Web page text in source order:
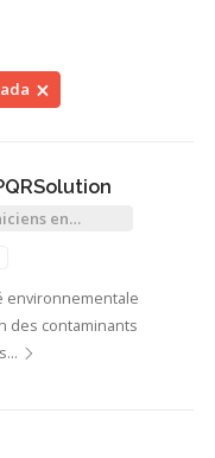
en
environnementale
des contaminants